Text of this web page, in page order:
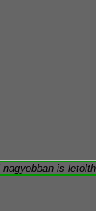
is